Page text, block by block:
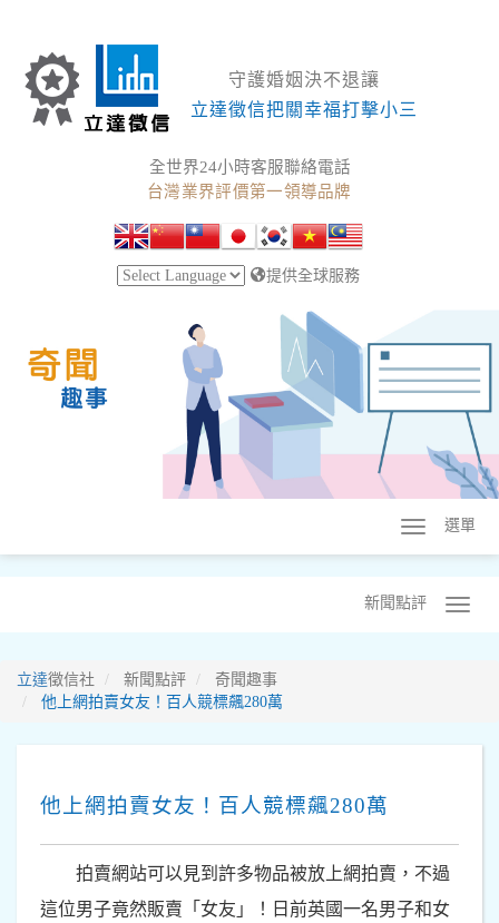
守護婚姻決不退讓
立達徵信把關幸福打擊小三
全世界24小時客服聯絡電話
台灣業界評價第一領導品牌
提供全球服務
選單
新聞點評
立達徵信社 新聞點評
奇聞趣事
他上網拍賣女友！百人競標飆280萬
他上網拍賣女友！百人競標飆280萬
拍賣網站可以見到許多物品被放上網拍賣，不過
這位男子竟然販賣「女友」！日前英國一名男子和女